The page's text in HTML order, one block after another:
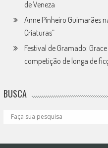
de Veneza
Anne Pinheiro Guimarães
Criaturas”
Festival de Gramado:
competição de longa de
BUSCA